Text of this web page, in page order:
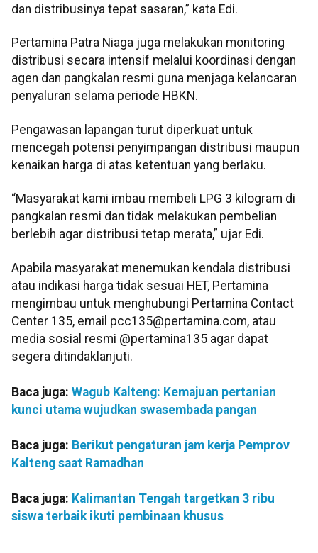
dan distribusinya tepat sasaran,” kata Edi.
Pertamina Patra Niaga juga melakukan monitoring
distribusi secara intensif melalui koordinasi dengan
agen dan pangkalan resmi guna menjaga kelancaran
penyaluran selama periode HBKN.
Pengawasan lapangan turut diperkuat untuk
mencegah potensi penyimpangan distribusi maupun
kenaikan harga di atas ketentuan yang berlaku.
“Masyarakat kami imbau membeli LPG 3 kilogram di
pangkalan resmi dan tidak melakukan pembelian
berlebih agar distribusi tetap merata,” ujar Edi.
Apabila masyarakat menemukan kendala distribusi
atau indikasi harga tidak sesuai HET, Pertamina
mengimbau untuk menghubungi Pertamina Contact
Center 135, email pcc135@pertamina.com, atau
media sosial resmi @pertamina135 agar dapat
segera ditindaklanjuti.
Baca juga: Wagub Kalteng: Kemajuan pertanian
kunci utama wujudkan swasembada pangan
Baca juga: Berikut pengaturan jam kerja Pemprov
Kalteng saat Ramadhan
Baca juga: Kalimantan Tengah targetkan 3 ribu
siswa terbaik ikuti pembinaan khusus